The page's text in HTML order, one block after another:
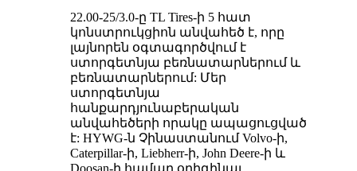
22.00-25/3.0-ը TL Tires-ի 5 հատ
կոնստրուկցիոն անվահեծ է, որը
լայնորեն օգտագործվում է
ստորգետնյա բեռնատարներում և
բեռնատարներում: Մեր
ստորգետնյա
հանքարդյունաբերական
անվահեծերի որակը ապացուցված
է: HYWG-ն Չինաստանում Volvo-ի,
Caterpillar-ի, Liebherr-ի, John Deere-ի և
Doosan-ի համար օրիգինալ